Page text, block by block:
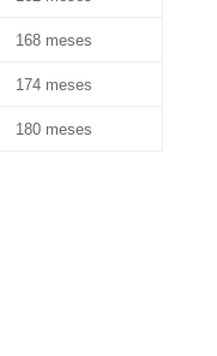
168 meses
174 meses
180 meses